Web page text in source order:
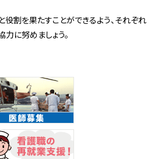
割を果たすことができるよう、それぞれ
に努めましょう。